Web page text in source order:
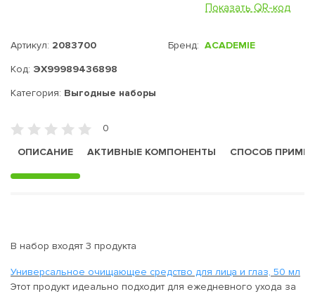
Показать QR-код
Артикул: 2083700
Код: ЭХ99989436898
Бренд: ACADEMIE
Категория: Выгодные наборы
0
ОПИСАНИЕ
АКТИВНЫЕ КОМПОНЕНТЫ СПОСОБ
В набор входят 3 продукта
Универсальное очищающее средство для лица и глаз, 50 мл
Этот продукт идеально подходит для ежедневного ухода за